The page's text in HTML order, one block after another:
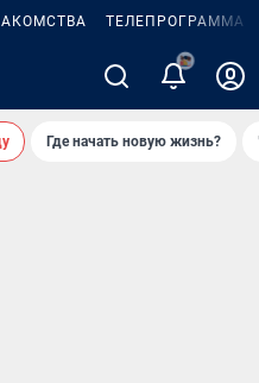
ТЕЛЕПРОГРАММА
2
Где начать новую жизнь?